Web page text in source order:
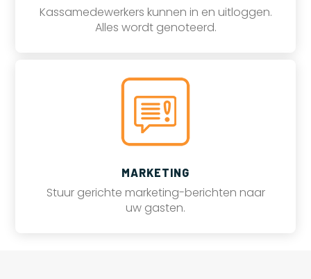
Kassamedewerkers kunnen in en uitloggen.
Alles wordt genoteerd.
MARKETING
Stuur gerichte marketing-berichten naar
uw gasten.